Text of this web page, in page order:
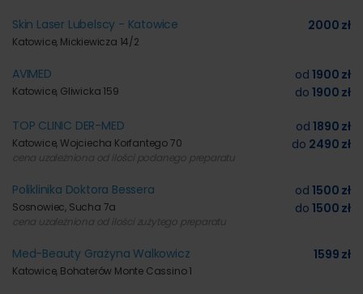
Skin Laser Lubelscy - Katowice
Katowice, Mickiewicza 14/2
2000 zł
AVIMED
Katowice, Gliwicka 159
od1900 zł
do1900 zł
TOP CLINIC DER-MED
Katowice, Wojciecha Korfantego 70
cena uzależniona od ilości podanego preparatu
od1890 zł
do 2490 zł
Poliklinika Doktora Bessera
Sosnowiec, Sucha 7a
cena uzależniona od ilości zużytego preparatu
od1500 zł
do1500 zł
Med-Beauty Grażyna Walkowicz
Katowice, Bohaterów Monte Cassino 1
1599 zł